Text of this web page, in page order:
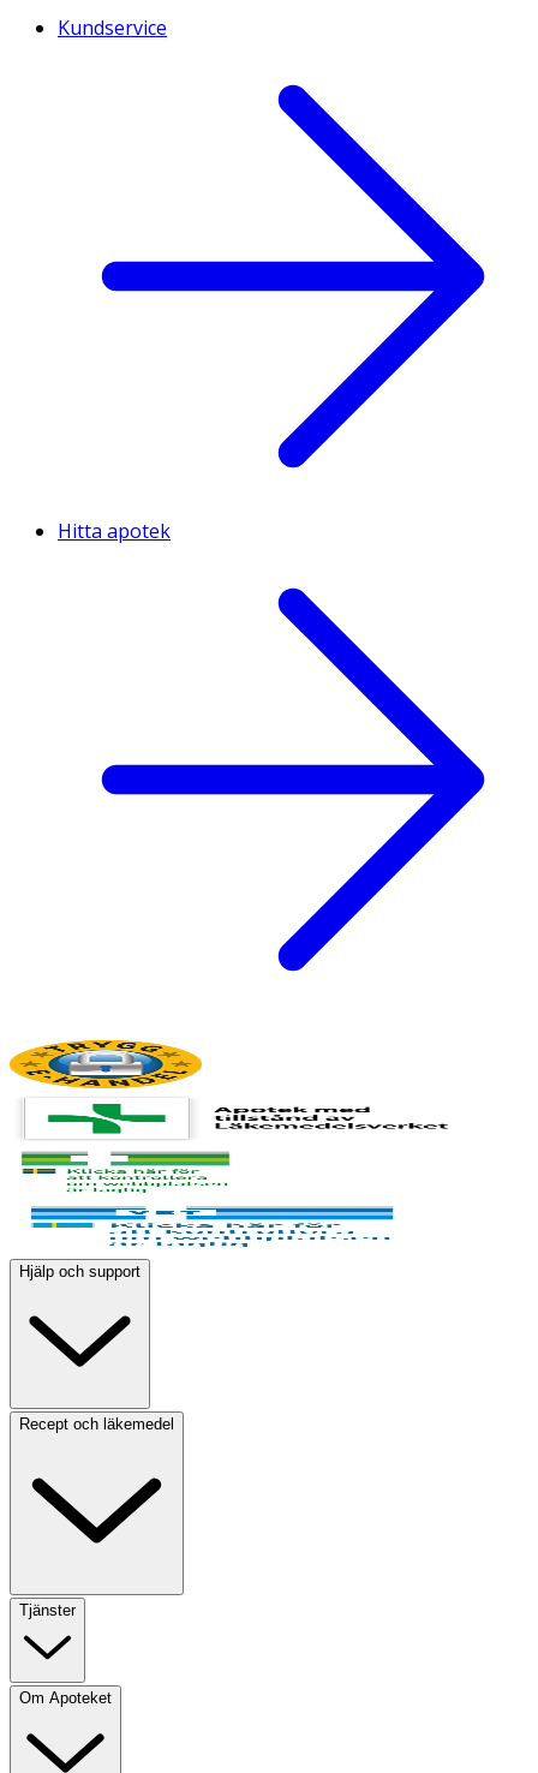
Kundservice
Hitta apotek
Hjälp och support
Recept och läkemedel
Tjänster
Om Apoteket